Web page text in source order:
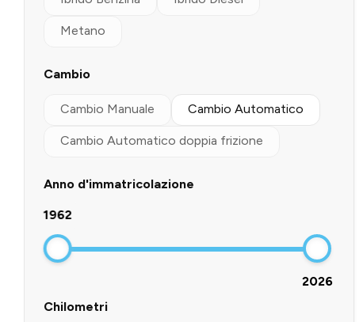
Metano
Cambio
Cambio Manuale Cambio Automatico
Cambio Automatico doppia frizione
Anno d'immatricolazione
1962
2026
Chilometri